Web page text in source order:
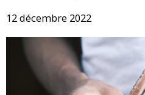
12 décembre 2022